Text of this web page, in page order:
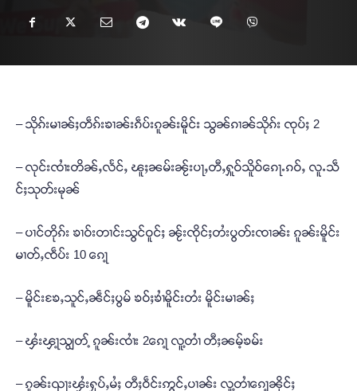
– သိုၵ်းမၢၼ်ႈတဵၵ်းၶၢၼ်းၵဵပ်းၵူၼ်းမိူင်း သွၼ်ၵၢၼ်သိုၵ်း ၸုပ်ႈ 2
– လုင်းၸၢႆးတိၼ်ႇလႅင်ႇ ၽူႈၼမ်းၼႂ်းပႃႇတီႇႁူဝ်သိူဝ်ၵေႃႉၵဝ်ႇ လူႉသဵ
င်ႈသုတ်းမုၼ်
– ပၢင်တိုၵ်း ၶၢဝ်းတၢင်းသွင်ဝူင်ႈ ၼႂ်းၸိုင်ႈတႆးပွတ်းၸၢၼ်း ၵူၼ်းမိူင်း
မၢတ်ႇၸဵပ်း 10 ၵေႃ့
– မိူင်းၶႄႇသူင်ႇၼဵင်ႈပွမ် ၶဝ်ႈၶၢႆမိူင်းတႆး မိူင်းမၢၼ်ႈ
– ၾႆးၾႃ့သျွတ့် ၵူၼ်းၸၢႆး 2ၵေႃ့ လူ့တၢႆ တီႈၼမ့်ၶမ်း
– ၵူၼ်းၺႃးၾႆးႁုပ်ႇမႆႈ တီႈဝဵင်းဢွင်ႇပၢၼ်း လူ့တၢႆၵေႃ့ၼိုင်ႈ